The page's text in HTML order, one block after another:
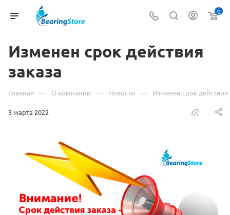
0
Изменен срок действия
заказа
Главная — О компании — Новости — Изменен срок действия
3 марта 2022